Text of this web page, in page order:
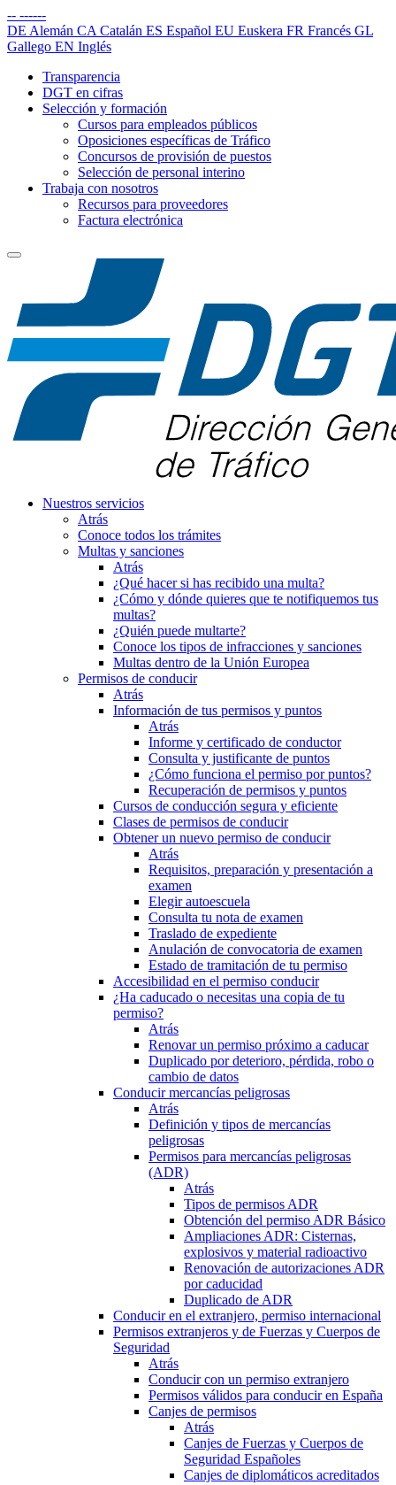
-- ------
DE Alemán CA Catalán ES Español EU Euskera FR Francés GL
Gallego EN Inglés
Transparencia
DGT en cifras
Selección y formación
Cursos para empleados públicos
Oposiciones específicas de Tráfico
Concursos de provisión de puestos
Selección de personal interino
Trabaja con nosotros
Recursos para proveedores
Factura electrónica
Nuestros servicios
Atrás
Conoce todos los trámites
Multas y sanciones
Atrás
¿Qué hacer si has recibido una multa?
¿Cómo y dónde quieres que te notifiquemos tus
multas?
¿Quién puede multarte?
Conoce los tipos de infracciones y sanciones
Multas dentro de la Unión Europea
Permisos de conducir
Atrás
Información de tus permisos y puntos
Atrás
Informe y certificado de conductor
Consulta y justificante de puntos
¿Cómo funciona el permiso por puntos?
Recuperación de permisos y puntos
Cursos de conducción segura y eficiente
Clases de permisos de conducir
Obtener un nuevo permiso de conducir
Atrás
Requisitos, preparación y presentación a
examen
Elegir autoescuela
Consulta tu nota de examen
Traslado de expediente
Anulación de convocatoria de examen
Estado de tramitación de tu permiso
Accesibilidad en el permiso conducir
¿Ha caducado o necesitas una copia de tu
permiso?
Atrás
Renovar un permiso próximo a caducar
Duplicado por deterioro, pérdida, robo o
cambio de datos
Conducir mercancías peligrosas
Atrás
Definición y tipos de mercancías
peligrosas
Permisos para mercancías peligrosas
(ADR)
Atrás
Tipos de permisos ADR
Obtención del permiso ADR Básico
Ampliaciones ADR: Cisternas,
explosivos y material radioactivo
Renovación de autorizaciones ADR
por caducidad
Duplicado de ADR
Conducir en el extranjero, permiso internacional
Permisos extranjeros y de Fuerzas y Cuerpos de
Seguridad
Atrás
Conducir con un permiso extranjero
Permisos válidos para conducir en España
Canjes de permisos
Atrás
Canjes de Fuerzas y Cuerpos de
Seguridad Españoles
Canjes de diplomáticos acreditados